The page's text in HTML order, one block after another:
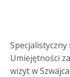
Umiejętności
wizyt w